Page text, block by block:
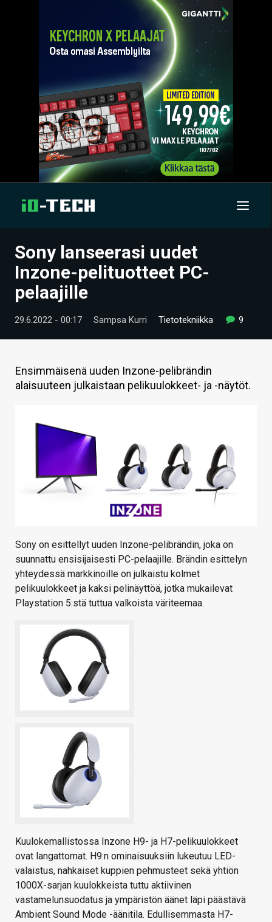
UUTISET
ARTIKKELIT
VIDEOT
TECHBBS
TIETOA
HINTA.FI
Sony lanseerasi uudet
Inzone-pelituotteet PC-
pelaajille
29.6.2022 - 00:17 Sampsa Kurri Tietotekniikka 9
Ensimmäisenä uuden Inzone-pelibrändin
alaisuuteen julkaistaan pelikuulokkeet- ja -näytöt.
Sony on esittellyt uuden Inzone-pelibrändin, joka on
suunnattu ensisijaisesti PC-pelaajille. Brändin esittelyn
yhteydessä markkinoille on julkaistu kolmet
pelikuulokkeet ja kaksi pelinäyttöä, jotka mukailevat
Playstation 5:stä tuttua valkoista väriteemaa.
Kuulokemallistossa Inzone H9- ja H7-pelikuulokkeet
ovat langattomat. H9:n ominaisuuksiin lukeutuu LED-
valaistus, nahkaiset kuppien pehmusteet sekä yhtiön
1000X-sarjan kuulokkeista tuttu aktiivinen
vastamelunsuodatus ja ympäristön äänet läpi päästävä
Ambient Sound Mode -äänitila. Edullisemmasta H7-